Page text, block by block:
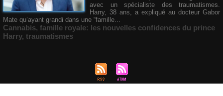
avec un spécialiste des traumatismes.
Harry, 38 ans, a expliqué au docteur Gabor
Mate qu’ayant grandi dans une “famille...
Cannabis, famille royale: les nouvelles confidences du prince
Harry, traumatismes